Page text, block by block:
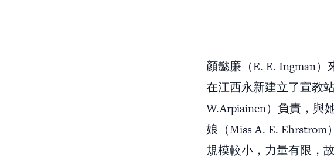
顏懿廉（E. E. Ingman
在江西永新建立了宣教
W.Arpiainen）負責，與
娘（Miss A. E.
規模較小，力量有限，